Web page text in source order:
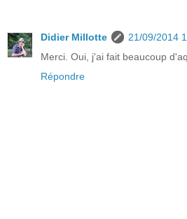
Didier Millotte
21/09/2014
Merci. Oui, j'ai fait beaucoup
Répondre